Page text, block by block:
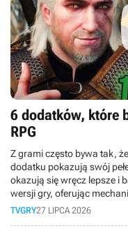
6 dodatków, które
RPG
Z grami często bywa tak,
dodatku pokazują swój
okazują się wręcz lepsze i
wersji gry, oferując
Dlatego też w dzisiejszym
TVGRY27 LIPCA 2026